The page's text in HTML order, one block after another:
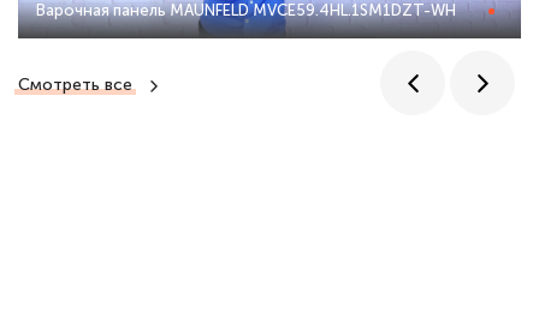
Смотреть все
Варочная панель MAUNFELD MVCE59.4HL.1SM1DZT-WH